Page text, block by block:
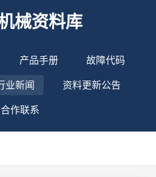
械资料库
产品手册 故障代码
业新闻 资料更新公告
合作联系